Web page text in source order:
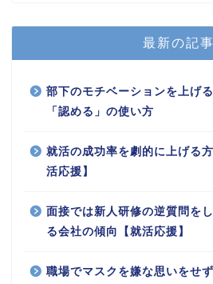
最新の記事
部下のモチベーションを上げ
「認める」の使い方
就活の成功率を劇的に上げる
活応援】
面接では新人研修の逆質問を
る会社の傾向【就活応援】
職場でマスクを嫌な思いをせ